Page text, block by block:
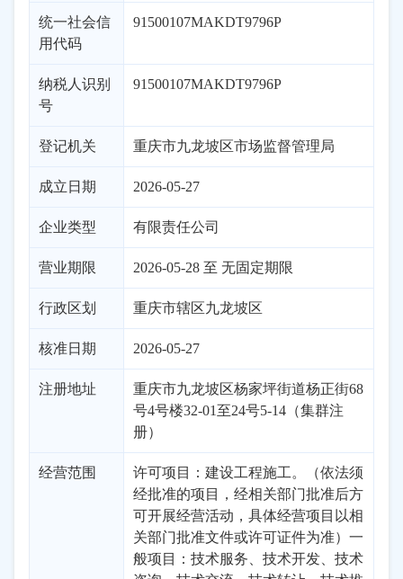
统一社会信
用代码
91500107MAKDT9796P
纳税人识别
号
91500107MAKDT9796P
登记机关 重庆市九龙坡区市场监督管理局
成立日期 2026-05-27
企业类型 有限责任公司
营业期限 2026-05-28 至 无固定期限
行政区划 重庆市辖区九龙坡区
核准日期 2026-05-27
注册地址
重庆市九龙坡区杨家坪街道杨正街68
号4号楼32-01至24号5-14（集群注
册）
经营范围
许可项目：建设工程施工。（依法须
经批准的项目，经相关部门批准后方
可开展经营活动，具体经营项目以相
关部门批准文件或许可证件为准）一
般项目：技术服务、技术开发、技术